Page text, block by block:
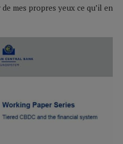
mes propres yeux ce qu’il en